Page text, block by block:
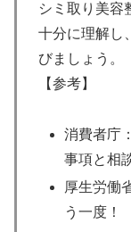
シミ取り美容
十分に理解し
びましょう。
【参考】
消費者庁
事項と相
厚生労働
う一度！